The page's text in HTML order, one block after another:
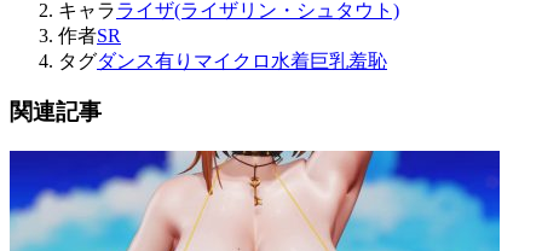
キャラライザ(ライザリン・シュタウト)
作者SR
タグダンス有り マイクロ水着巨乳羞恥
関連記事